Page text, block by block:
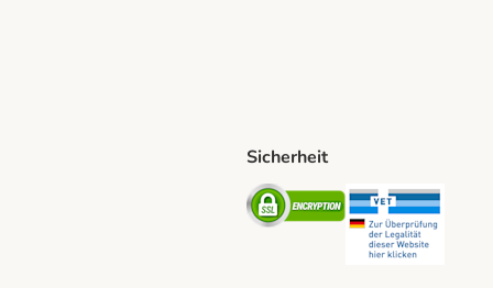
Post Shipping Method
Sicherheit
Security